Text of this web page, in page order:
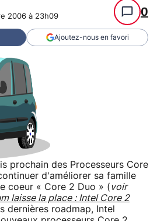
2006 à 23h09 0
Ajoutez-nous en favori
prochain des Processeurs Core
d'améliorer sa famille
coeur « Core 2 Duo » (voir
laisse la place : Intel Core 2
dernières roadmap, Intel